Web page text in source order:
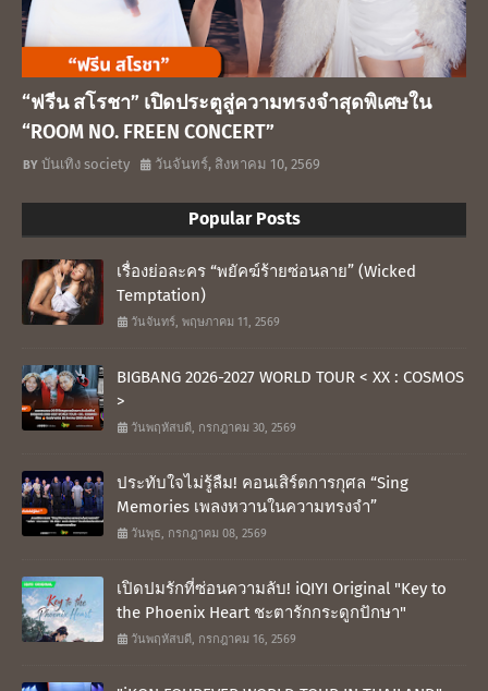
“ฟรีน สโรชา” เปิดประตูสู่ความทรงจำสุดพิเศษใน
“ROOM NO. FREEN CONCERT”
บันเทิง society วันจันทร์, สิงหาคม 10, 2569
Popular Posts
เรื่องย่อละคร “พยัคฆ์ร้ายซ่อนลาย” (Wicked
Temptation)
วันจันทร์, พฤษภาคม 11, 2569
BIGBANG 2026-2027 WORLD TOUR < XX : COSMOS
>
วันพฤหัสบดี, กรกฎาคม 30, 2569
ประทับใจไม่รู้ลืม! คอนเสิร์ตการกุศล “Sing
Memories เพลงหวานในความทรงจำ”
วันพุธ, กรกฎาคม 08, 2569
เปิดปมรักที่ซ่อนความลับ! iQIYI Original "Key to
the Phoenix Heart ชะตารักกระดูกปักษา"
วันพฤหัสบดี, กรกฎาคม 16, 2569